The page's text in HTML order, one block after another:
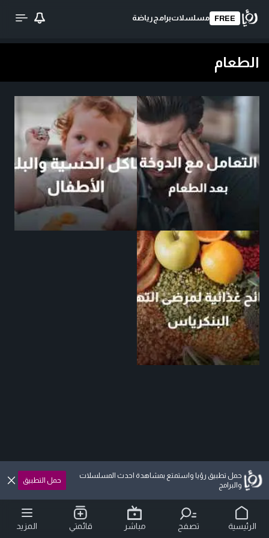
FREE مسلسلاتبرامج رياضة
الطعام
حمل تطبيق رؤيا واستمتع بمشاهدة احدث المسلسلات
والبرامج
حمل التطبيق
الرئيسية تصفح مباشر قائمتي المزيد